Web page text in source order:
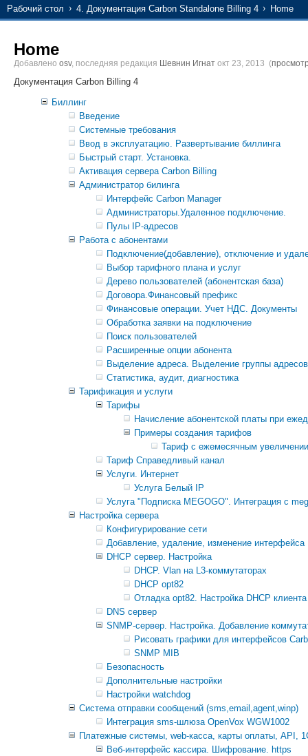
Рабочий стол 4. Документация Carbon Standalone Billing 4 Home
Home
Добавлено osv, последняя редакция Шевнин Игнат окт 23, 2013 (
Документация Carbon Billing 4
Биллинг
Введение
Системные требования
Ввод в эксплуатацию. Развертывание биллинга
Быстрый старт. Установка.
Активация сервера Carbon Billing
Администратор билинга
Интерфейс Carbon Manager
Администраторы.Удаленное подключение.
Пулы IP-адресов
Работа с абонентами
Подключение(добавление), отключение и
Выбор тарифного плана и услуг
Дерево пользователей (абонентская база)
Договора.Финансовый префикс
Финансовые операции. Учет НДС. Документы
Обработка заявки на подключение
Поиск пользователей
Расширенные опции абонента
Выделение адреса. Выделение группы
Статистика, аудит, диагностика
Тарификация и услуги
Тарифы
Начисление абонентской платы при
Примеры создания тарифов
Тариф с ежемесячным
Тариф Справедливый канал
Услуги. Интернет
Услуга Белый IP
Услуга "Подписка MEGOGO". Интеграция с
Настройка сервера
Конфигурирование сети
Добавление, удаление, изменение интерфейса
DHCP сервер. Настройка
DHCP. Vlan на L3-коммутаторах
DHCP opt82
Отладка opt82. Настройка DHCP
DNS сервер
SNMP-сервер. Настройка. Добавление
Рисовать графики для интерфейсов
SNMP MIB
Безопасность
Дополнительные настройки
Настройки watchdog
Система отправки сообщений (sms,email,agent,winp)
Интеграция sms-шлюза OpenVox WGW1002
Платежные системы, web-касса, карты оплаты, API,
Веб-интерфейс кассира. Шифрование. https